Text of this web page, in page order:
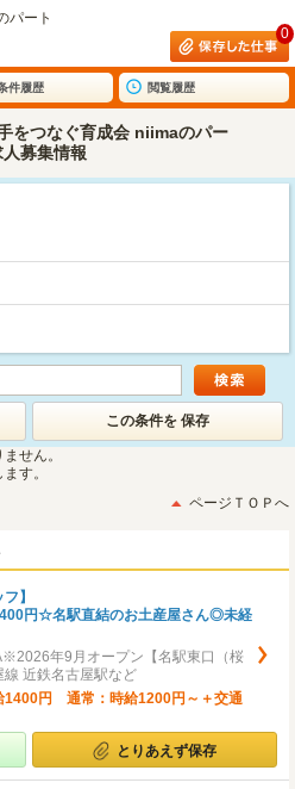
パート
0
件履歴 閲覧履歴
をつなぐ育成会 niimaのパー
人募集情報
この条件を 保存
せん。
す。
ページＴＯＰへ
】
円☆名駅直結のお土産屋さん◎未経
年9月オープン【名駅東口（桜
近鉄名古屋駅など
1400円 通常：時給1200円～＋交通
とりあえず保存